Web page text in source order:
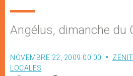
Angélus, dimanche du
NOVEMBRE 22, 2009 00:00
LOCALES